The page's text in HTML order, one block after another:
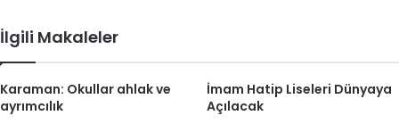
İlgili Makaleler
Karaman: Okullar ahlak ve
ayrımcılık
İmam Hatip Liseleri Dünyaya
Açılacak